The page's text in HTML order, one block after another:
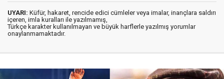
UYARI: Küfür, hakaret, rencide edici cümleler veya imalar, inançlara saldırı
içeren, imla kuralları ile yazılmamış,
Türkçe karakter kullanılmayan ve büyük harflerle yazılmış yorumlar
onaylanmamaktadır.